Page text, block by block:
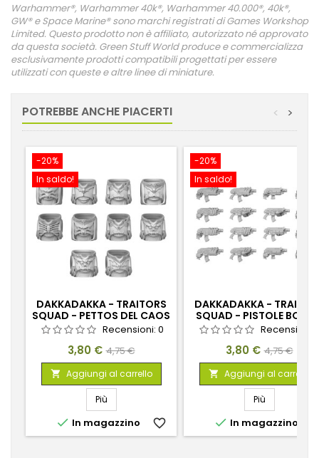
Warhammer®, Warhammer 40k®, Warhammer 40.000®, 40k®,
GW® e Space Marine® sono marchi registrati di Games Workshop
Limited. Questo prodotto non è affiliato, autorizzato né approvato
da questa società. Green Stuff World produce e commercializza
esclusivamente prodotti compatibili progettati per essere
utilizzati con queste e altre linee di miniature.
POTREBBE ANCHE PIACERTI >
<
-20%
In saldo!
DAKKADAKKA - TRAITORS
SQUAD - PETTOS DEL CAOS
1:48Recensioni: 0
Prezzo
3,80 € Prezzo
base
4,75 €
 Aggiungi al carrello
Più
 In magazzino favorite_border
-20%
In saldo!
DAKKADAKKA -
SQUAD - PISTOLE
DEL CAOS 1:48
Recensioni:
Prezzo
3,80 € Prezzo
base
4,75 €
 Aggiungi al carrello
Più
 In magazzino